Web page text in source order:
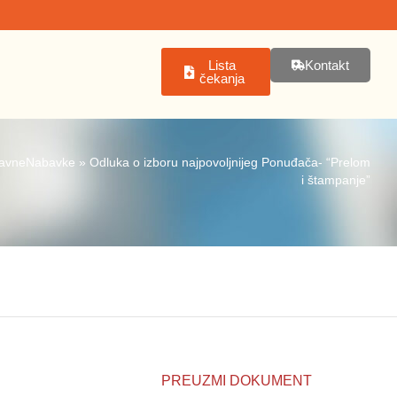
Lista
čekanja
Kontakt
» Odluka o izboru najpovoljnijeg Ponuđača- “Prelom
i štampanje”
PREUZMI DOKUMENT